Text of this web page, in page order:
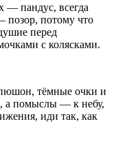
— пандус, всегда
позор, потому что
перед
с колясками.
тёмные очки и
а помыслы — к небу,
иди так, как